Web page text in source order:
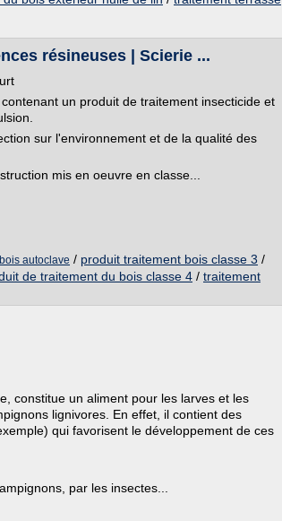
résineuses | Scierie ...
un produit de traitement insecticide et
sur l'environnement et de la qualité des
mis en oeuvre en classe...
autoclave / produit traitement bois classe 3 /
de traitement du bois classe 4 / traitement
constitue un aliment pour les larves et les
lignivores. En effet, il contient des
qui favorisent le développement de ces
par les insectes...